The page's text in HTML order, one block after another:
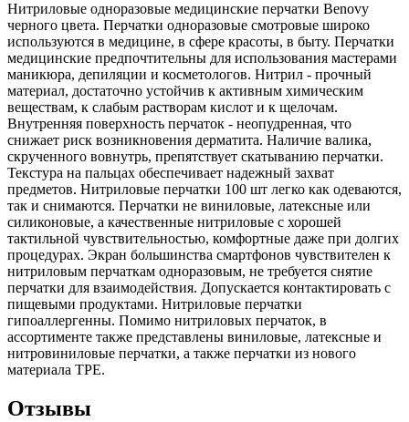
Нитриловые одноразовые медицинские перчатки Benovy
черного цвета. Перчатки одноразовые смотровые широко
используются в медицине, в сфере красоты, в быту. Перчатки
медицинские предпочтительны для использования мастерами
маникюра, депиляции и косметологов. Нитрил - прочный
материал, достаточно устойчив к активным химическим
веществам, к слабым растворам кислот и к щелочам.
Внутренняя поверхность перчаток - неопудренная, что
снижает риск возникновения дерматита. Наличие валика,
скрученного вовнутрь, препятствует скатыванию перчатки.
Текстура на пальцах обеспечивает надежный захват
предметов. Нитриловые перчатки 100 шт легко как одеваются,
так и снимаются. Перчатки не виниловые, латексные или
силиконовые, а качественные нитриловые с хорошей
тактильной чувствительностью, комфортные даже при долгих
процедурах. Экран большинства смартфонов чувствителен к
нитриловым перчаткам одноразовым, не требуется снятие
перчатки для взаимодействия. Допускается контактировать с
пищевыми продуктами. Нитриловые перчатки
гипоаллергенны. Помимо нитриловых перчаток, в
ассортименте также представлены виниловые, латексные и
нитровиниловые перчатки, а также перчатки из нового
материала TPE.
Отзывы